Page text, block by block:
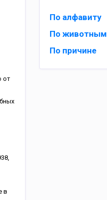
По алфавиту
По животным
По причине
от
в